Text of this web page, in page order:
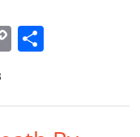
C
y p